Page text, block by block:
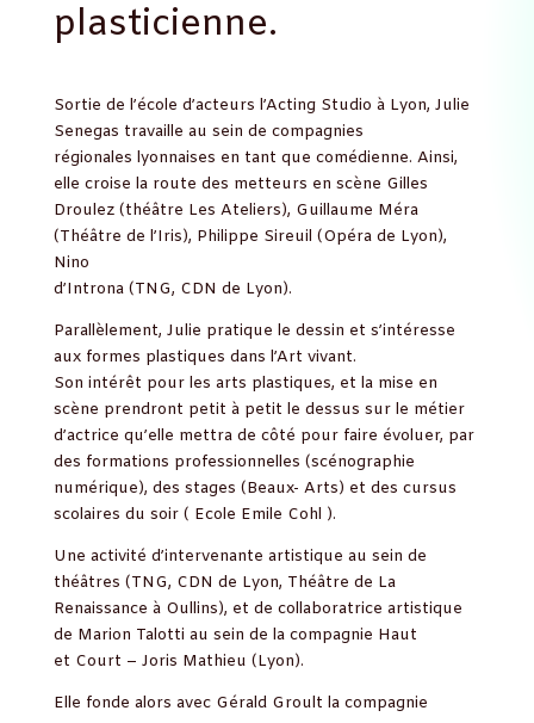
plasticienne.
Sortie de l’école d’acteurs l’Acting Studio à Lyon, Julie
Senegas travaille au sein de compagnies
régionales lyonnaises en tant que comédienne. Ainsi,
elle croise la route des metteurs en scène Gilles
Droulez (théâtre Les Ateliers), Guillaume Méra
(Théâtre de l’Iris), Philippe Sireuil (Opéra de Lyon),
Nino
d’Introna (TNG, CDN de Lyon).
Parallèlement, Julie pratique le dessin et s’intéresse
aux formes plastiques dans l’Art vivant.
Son intérêt pour les arts plastiques, et la mise en
scène prendront petit à petit le dessus sur le métier
d’actrice qu’elle mettra de côté pour faire évoluer, par
des formations professionnelles (scénographie
numérique), des stages (Beaux- Arts) et des cursus
scolaires du soir ( Ecole Emile Cohl ).
Une activité d’intervenante artistique au sein de
théâtres (TNG, CDN de Lyon, Théâtre de La
Renaissance à Oullins), et de collaboratrice artistique
de Marion Talotti au sein de la compagnie Haut
et Court – Joris Mathieu (Lyon).
Elle fonde alors avec Gérald Groult la compagnie